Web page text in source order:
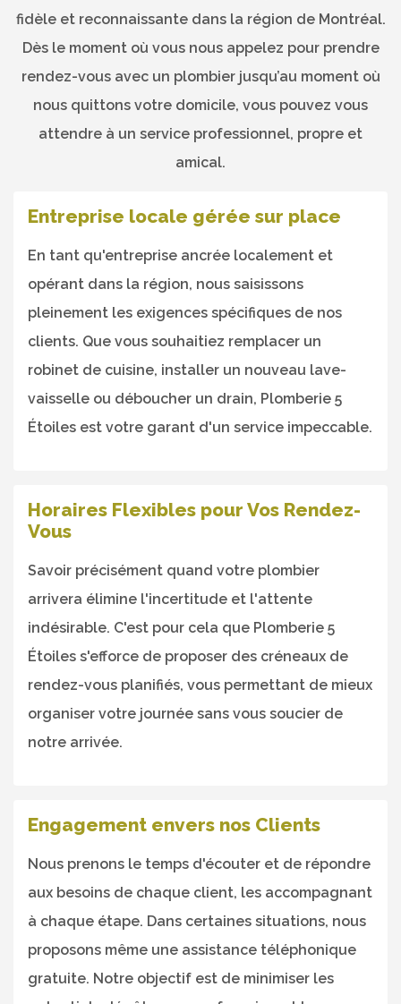
fidèle et reconnaissante dans la région de Montréal.
Dès le moment où vous nous appelez pour prendre
rendez-vous avec un plombier jusqu’au moment où
nous quittons votre domicile, vous pouvez vous
attendre à un service professionnel, propre et
amical.
Entreprise locale gérée sur place
En tant qu'entreprise ancrée localement et
opérant dans la région, nous saisissons
pleinement les exigences spécifiques de nos
clients. Que vous souhaitiez remplacer un
robinet de cuisine, installer un nouveau lave-
vaisselle ou déboucher un drain, Plomberie 5
Étoiles est votre garant d'un service impeccable.
Horaires Flexibles pour Vos Rendez-
Vous
Savoir précisément quand votre plombier
arrivera élimine l'incertitude et l'attente
indésirable. C'est pour cela que Plomberie 5
Étoiles s'efforce de proposer des créneaux de
rendez-vous planifiés, vous permettant de mieux
organiser votre journée sans vous soucier de
notre arrivée.
Engagement envers nos Clients
Nous prenons le temps d'écouter et de répondre
aux besoins de chaque client, les accompagnant
à chaque étape. Dans certaines situations, nous
proposons même une assistance téléphonique
gratuite. Notre objectif est de minimiser les